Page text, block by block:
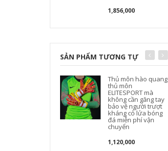
1,856,000
SẢN PHẨM TƯƠNG TỰ
Thủ môn hào quang
thủ môn
ELITESPORT mà
không cần găng tay
bảo vệ người trượt
kháng cỏ lửa bóng
đá miễn phí vận
chuyển
1,120,000